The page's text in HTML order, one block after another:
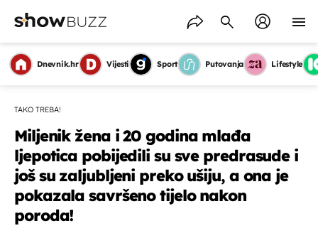
Dnevnik.hr Vijesti Sport Putovanja Lifestyle
TAKO TREBA!
Miljenik žena i 20 godina mlađa
ljepotica pobijedili su sve predrasude i
još su zaljubljeni preko ušiju, a ona je
pokazala savršeno tijelo nakon
poroda!